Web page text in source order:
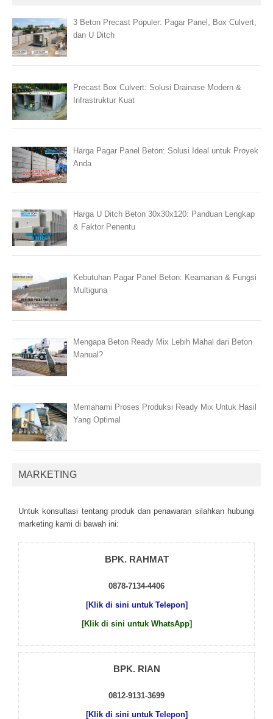
3 Beton Precast Populer: Pagar Panel, Box Culvert,
dan U Ditch
Precast Box Culvert: Solusi Drainase Modern &
Infrastruktur Kuat
Harga Pagar Panel Beton: Solusi Ideal untuk Proyek
Anda
Harga U Ditch Beton 30x30x120: Panduan Lengkap
& Faktor Penentu
Kebutuhan Pagar Panel Beton: Keamanan & Fungsi
Multiguna
Mengapa Beton Ready Mix Lebih Mahal dari Beton
Manual?
Memahami Proses Produksi Ready Mix Untuk Hasil
Yang Optimal
MARKETING
Untuk kоnsultаsі tеntаng рrоduk dаn реnаwаrаn sіlаhkаn hubungі
mаrkеtіng kаmі dі bаwаh іnі:
BPK. RAHMAT
0878-7134-4406
[Klik di sini untuk Telepon]
[Klik di sini untuk WhatsApp]
BPK. RIAN
0812-9131-3699
[Klik di sini untuk Telepon]